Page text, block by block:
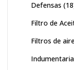
Defensas
Filtro de
Filtros de
Indumentaria